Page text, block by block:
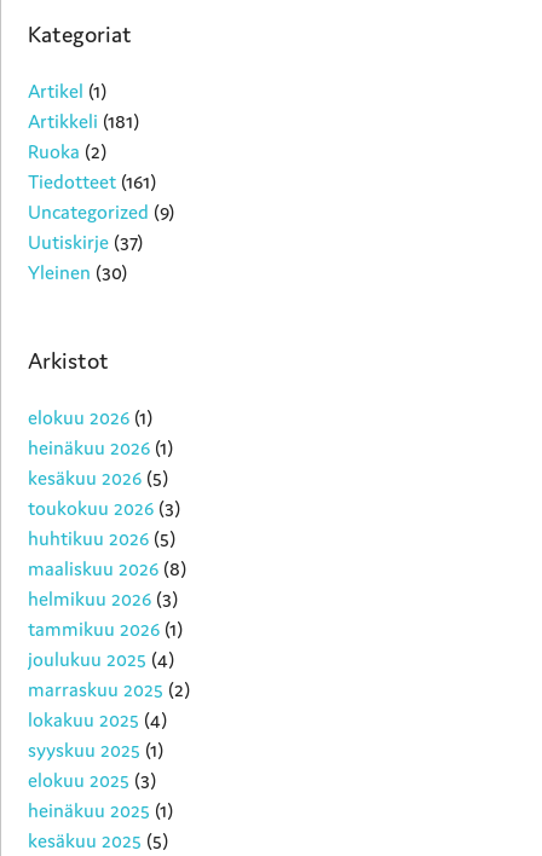
Kategoriat
Artikel (1)
Artikkeli (181)
Ruoka (2)
Tiedotteet (161)
Uncategorized (9)
Uutiskirje (37)
Yleinen (30)
Arkistot
elokuu 2026 (1)
heinäkuu 2026 (1)
kesäkuu 2026 (5)
toukokuu 2026 (3)
huhtikuu 2026 (5)
maaliskuu 2026 (8)
helmikuu 2026 (3)
tammikuu 2026 (1)
joulukuu 2025 (4)
marraskuu 2025 (2)
lokakuu 2025 (4)
syyskuu 2025 (1)
elokuu 2025 (3)
heinäkuu 2025 (1)
kesäkuu 2025 (5)